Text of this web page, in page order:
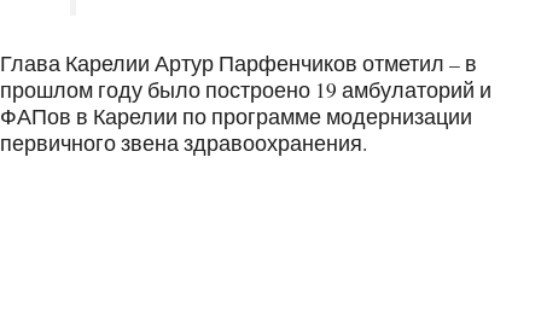
Глава Карелии Артур Парфенчиков отметил – в
прошлом году было построено 19 амбулаторий и
ФАПов в Карелии по программе модернизации
первичного звена здравоохранения.